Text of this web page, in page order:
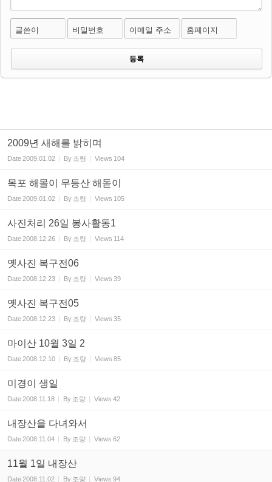
글쓴이 비밀번호 이메일 주소 홈페이지
2009년 새해를 밝히며
Date2009.01.02 By 조량 Views 104
목포 해몰이 무등산 해돋이
Date2009.01.02 By 조량 Views 105
사진처리 26일 봉사활동1
Date2008.12.26 By 조량 Views 114
옛사진 복구전06
Date2008.12.23 By 조량 Views 39
옛사진 복구전05
Date2008.12.23 By 조량 Views 35
마이산 10월 3일 2
Date2008.12.10 By 조량 Views 85
미경이 생일
Date2008.11.18 By 조량 Views 42
내장산을 다녀와서
Date2008.11.04 By 조량 Views 62
11월 1일 내장산
Date2008.11.02 By 조량 Views 94